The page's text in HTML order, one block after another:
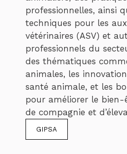
professionnelles, ainsi
techniques pour les
vétérinaires (ASV) et
professionnels du
des thématiques
animales, les
santé animale, et les
pour améliorer le bien-
de compagnie et
GIPSA